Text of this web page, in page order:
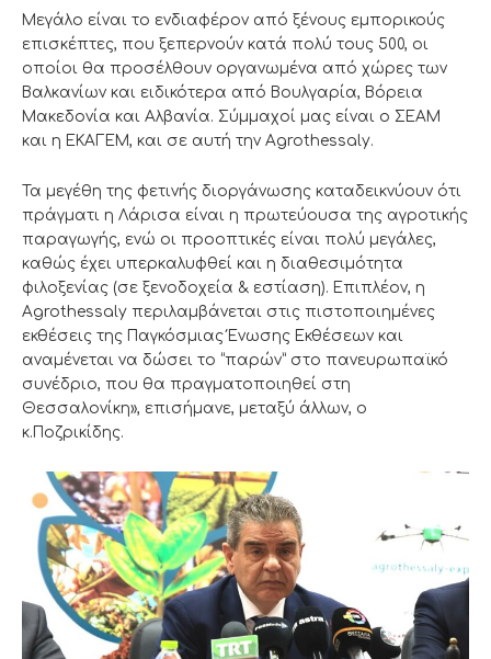
Μεγάλο είναι το ενδιαφέρον από ξένους εμπορικούς
επισκέπτες, που ξεπερνούν κατά πολύ τους 500, οι
οποίοι θα προσέλθουν οργανωμένα από χώρες των
Βαλκανίων και ειδικότερα από Βουλγαρία, Βόρεια
Μακεδονία και Αλβανία. Σύμμαχοί μας είναι ο ΣΕΑΜ
και η ΕΚΑΓΕΜ, και σε αυτή την Agrothessaly.
Τα μεγέθη της φετινής διοργάνωσης καταδεικνύουν ότι
πράγματι η Λάρισα είναι η πρωτεύουσα της αγροτικής
παραγωγής, ενώ οι προοπτικές είναι πολύ μεγάλες,
καθώς έχει υπερκαλυφθεί και η διαθεσιμότητα
φιλοξενίας (σε ξενοδοχεία & εστίαση). Επιπλέον, η
Agrothessaly περιλαμβάνεται στις πιστοποιημένες
εκθέσεις της Παγκόσμιας Ένωσης Εκθέσεων και
αναμένεται να δώσει το “παρών” στο πανευρωπαϊκό
συνέδριο, που θα πραγματοποιηθεί στη
Θεσσαλονίκη», επισήμανε, μεταξύ άλλων, ο
κ.Ποζρικίδης.